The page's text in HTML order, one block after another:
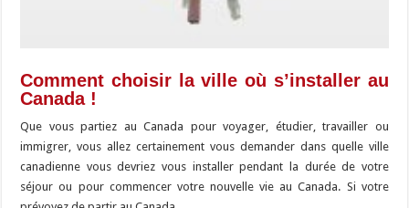
Comment choisir la ville où s’installer au
Canada !
Que vous partiez au Canada pour voyager, étudier, travailler ou
immigrer, vous allez certainement vous demander dans quelle ville
canadienne vous devriez vous installer pendant la durée de votre
séjour ou pour commencer votre nouvelle vie au Canada. Si votre